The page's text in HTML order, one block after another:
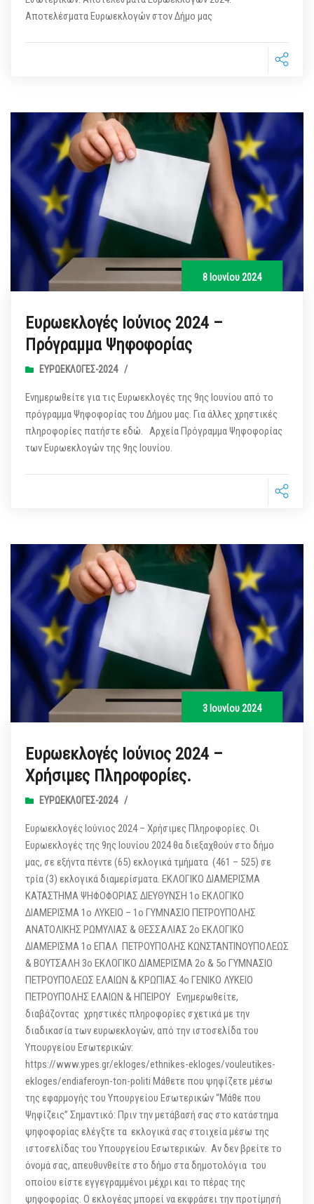
Αποτελέσματα Ευρωεκλογών στον Δήμο μας
8 Ιουνίου 2024
Ευρωεκλογές Ιούνιος 2024 –
Πρόγραμμα Ψηφοφορίας
ΕΥΡΩΕΚΛΟΓΈΣ-2024/
Ενημερωθείτε για τις Ευρωεκλογές της 9ης Ιουνίου από το
πρόγραμμα Ψηφοφορίας του Δήμου μας. Για άλλες χρηστικές
πληροφορίες πατήστε εδώ. Αρχεία Πρόγραμμα Ψηφοφορίας
των Ευρωεκλογών της 9ης Ιουνίου.
3 Ιουνίου 2024
Ευρωεκλογές Ιούνιος 2024 –
Χρήσιμες Πληροφορίες.
ΕΥΡΩΕΚΛΟΓΈΣ-2024/
Ευρωεκλογές Ιούνιος 2024 – Χρήσιμες Πληροφορίες. Οι
Ευρωεκλογές της 9ης Ιουνίου 2024 θα διεξαχθούν στο δήμο
μας, σε εξήντα πέντε (65) εκλογικά τμήματα (461 – 525) σε
τρία (3) εκλογικά διαμερίσματα. ΕΚΛΟΓΙΚΟ ΔΙΑΜΕΡΙΣΜΑ
ΚΑΤΑΣΤΗΜΑ ΨΗΦΟΦΟΡΙΑΣ ΔΙΕΥΘΥΝΣΗ 1ο ΕΚΛΟΓΙΚΟ
ΔΙΑΜΕΡΙΣΜΑ 1ο ΛΥΚΕΙΟ – 1ο ΓΥΜΝΑΣΙΟ ΠΕΤΡΟΥΠΟΛΗΣ
ΑΝΑΤΟΛΙΚΗΣ ΡΩΜΥΛΙΑΣ & ΘΕΣΣΑΛΙΑΣ 2ο ΕΚΛΟΓΙΚΟ
ΔΙΑΜΕΡΙΣΜΑ 1ο ΕΠΑΛ ΠΕΤΡΟΥΠΟΛΗΣ ΚΩΝΣΤΑΝΤΙΝΟΥΠΟΛΕΩΣ
& ΒΟΥΤΣΑΛΗ 3ο ΕΚΛΟΓΙΚΟ ΔΙΑΜΕΡΙΣΜΑ 2o & 5ο ΓΥΜΝΑΣΙΟ
ΠΕΤΡΟΥΠΟΛΕΩΣ ΕΛΑΙΩΝ & ΚΡΩΠΙΑΣ 4ο ΓΕΝΙΚΟ ΛΥΚΕΙΟ
ΠΕΤΡΟΥΠΟΛΗΣ ΕΛΑΙΩΝ & ΗΠΕΙΡΟΥ Ενημερωθείτε,
διαβάζοντας χρηστικές πληροφορίες σχετικά με την
διαδικασία των ευρωεκλογών, από την ιστοσελίδα του
Υπουργείου Εσωτερικών:
https://www.ypes.gr/ekloges/ethnikes-ekloges/vouleutikes-
ekloges/endiaferoyn-ton-politi Μάθετε που ψηφίζετε μέσω
της εφαρμογής του Υπουργείου Εσωτερικών “Μάθε που
Ψηφίζεις” Σημαντικό: Πριν την μετάβασή σας στο κατάστημα
ψηφοφορίας ελέγξτε τα εκλογικά σας στοιχεία μέσω της
ιστοσελίδας του Υπουργείου Εσωτερικών. Αν δεν βρείτε το
όνομά σας, απευθυνθείτε στο δήμο στα δημοτολόγια του
οποίου είστε εγγεγραμμένοι μέχρι και το πέρας της
ψηφοφορίας. Ο εκλογέας μπορεί να εκφράσει την προτίμησή